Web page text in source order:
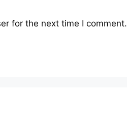
for the next time I comment.